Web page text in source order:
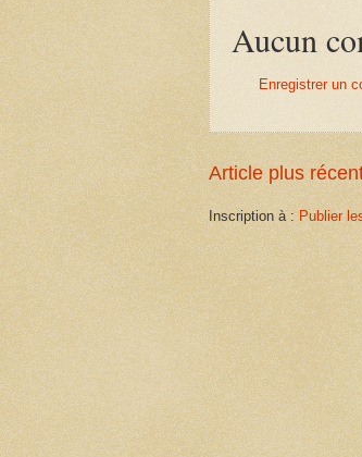
Aucun
Enregistrer un
Article plus
Inscription à : Publier